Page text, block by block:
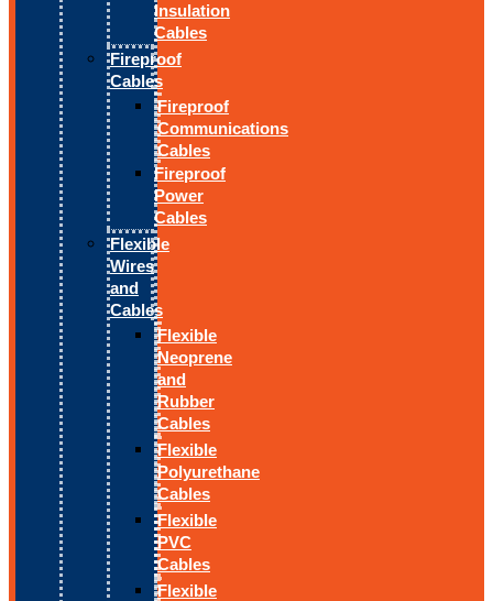
Insulation
Cables
Fireproof
Cables
Fireproof
Communications
Cables
Fireproof
Power
Cables
Flexible
Wires
and
Cables
Flexible
Neoprene
and
Rubber
Cables
Flexible
Polyurethane
Cables
Flexible
PVC
Cables
Flexible